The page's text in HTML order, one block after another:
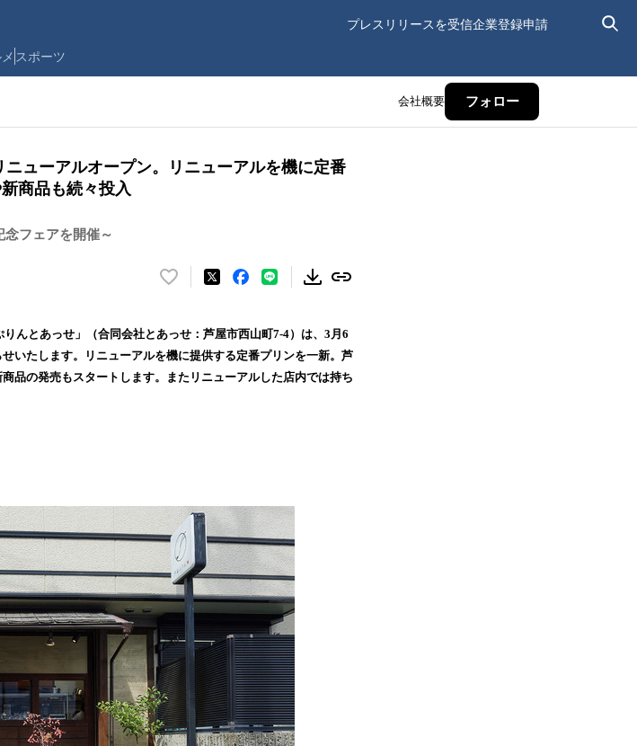
プレスリリースを受信企業登録申請
スポーツ
会社概要 フォロー
ューアルオープン。リニューアルを機に定番
商品も続々投入
フェアを開催～
い
！
数
を
んとあっせ」（合同会社とあっせ：芦屋市西山町7-4）は、3月6
いたします。リニューアルを機に提供する定番プリンを一新。芦
品の発売もスタートします。またリニューアルした店内では持ち